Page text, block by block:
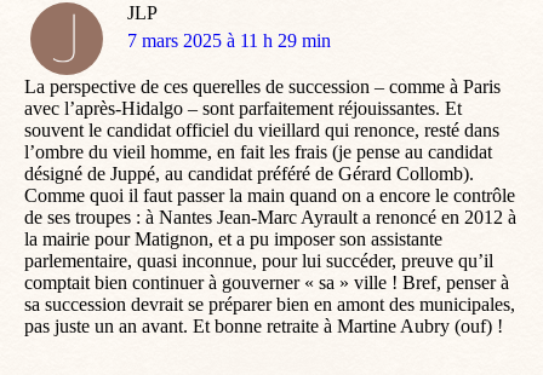
JLP
dit
7 mars 2025 à 11 h 29 min
La perspective de ces querelles de succession – comme à Paris
avec l’après-Hidalgo – sont parfaitement réjouissantes. Et
souvent le candidat officiel du vieillard qui renonce, resté dans
l’ombre du vieil homme, en fait les frais (je pense au candidat
désigné de Juppé, au candidat préféré de Gérard Collomb).
Comme quoi il faut passer la main quand on a encore le contrôle
de ses troupes : à Nantes Jean-Marc Ayrault a renoncé en 2012 à
la mairie pour Matignon, et a pu imposer son assistante
parlementaire, quasi inconnue, pour lui succéder, preuve qu’il
comptait bien continuer à gouverner « sa » ville ! Bref, penser à
sa succession devrait se préparer bien en amont des municipales,
pas juste un an avant. Et bonne retraite à Martine Aubry (ouf) !